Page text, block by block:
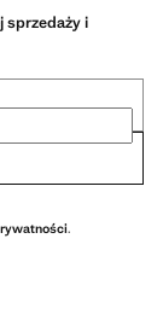
sprzedaży i
.